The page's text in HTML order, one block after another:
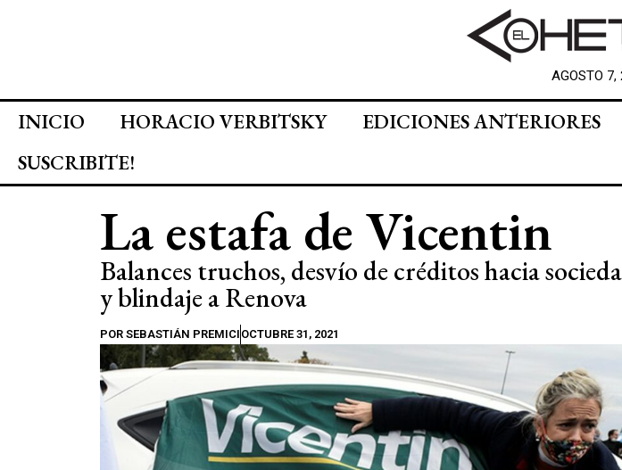
AGOSTO 7,
INICIO HORACIO VERBITSKY EDICIONES ANTERIORES
SUSCRIBITE!
La estafa de Vicentin
Balances truchos, desvío de créditos hacia
y blindaje a Renova
POR SEBASTIÁN PREMICI OCTUBRE 31, 2021